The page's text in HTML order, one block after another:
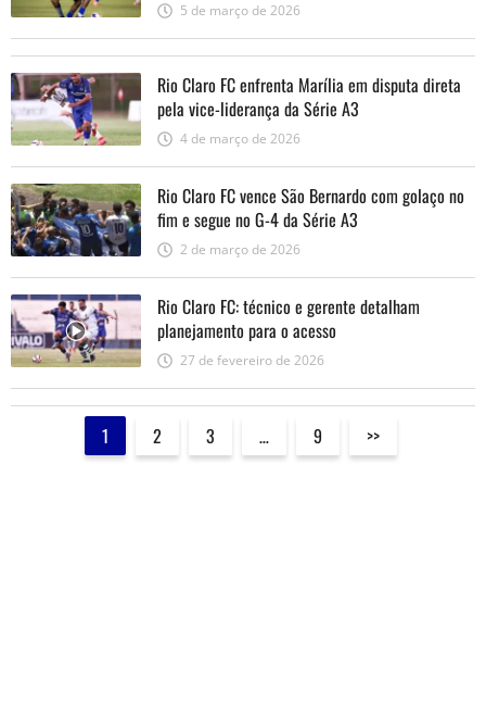
5 de março de 2026
Rio Claro FC enfrenta Marília em disputa direta
pela vice-liderança da Série A3
4 de março de 2026
Rio Claro FC vence São Bernardo com golaço no
fim e segue no G-4 da Série A3
2 de março de 2026
Rio Claro FC: técnico e gerente detalham
planejamento para o acesso
27 de fevereiro de 2026
1 2 3 … 9 >>